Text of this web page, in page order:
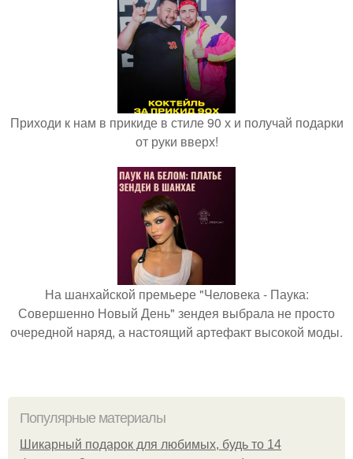
Приходи к нам в прикиде в стиле 90 х и получай подарки
от руки вверх!
На шанхайской премьере "Человека - Паука:
Совершенно Новый День" зендея выбрала не просто
очередной наряд, а настоящий артефакт высокой моды.
Популярные материалы
Шикарный подарок для любимых, будь то 14